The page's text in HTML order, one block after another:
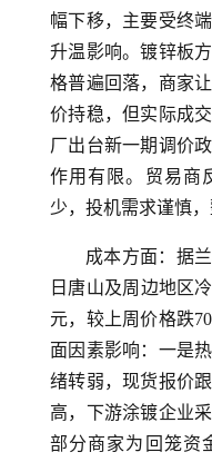
幅下移，主要受终
升温影响。镀锌板
格普遍回落，商家
价持稳，但实际成
厂出台新一期调价
作用有限。贸易商
少，投机需求谨慎
成本方面：据
日唐山及周边地区
元，较上周价格跌
面因素影响：一是
绪转弱，现货报价
高，下游涂镀企业
部分商家为回笼资